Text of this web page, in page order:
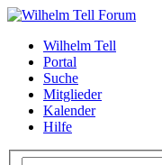
Wilhelm Tell
Portal
Suche
Mitglieder
Kalender
Hilfe